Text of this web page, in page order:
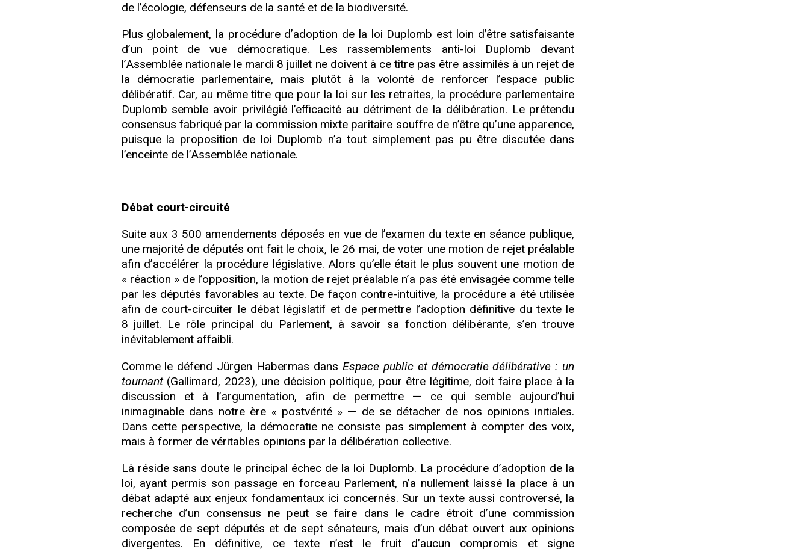
de l’écologie, défenseurs de la santé et de la biodiversité.
Plus globalement, la procédure d’adoption de la loi Duplomb est loin d’être satisfaisante
d’un point de vue démocratique. Les rassemblements anti-loi Duplomb devant
l’Assemblée nationale le mardi 8 juillet ne doivent à ce titre pas être assimilés à un rejet de
la démocratie parlementaire, mais plutôt à la volonté de renforcer l’espace public
délibératif. Car, au même titre que pour la loi sur les retraites, la procédure parlementaire
Duplomb semble avoir privilégié l’efficacité au détriment de la délibération. Le prétendu
consensus fabriqué par la commission mixte paritaire souffre de n’être qu’une apparence,
puisque la proposition de loi Duplomb n’a tout simplement pas pu être discutée dans
l’enceinte de l’Assemblée nationale.
Débat court-circuité
Suite aux 3 500 amendements déposés en vue de l’examen du texte en séance publique,
une majorité de députés ont fait le choix, le 26 mai, de voter une motion de rejet préalable
afin d’accélérer la procédure législative. Alors qu’elle était le plus souvent une motion de
« réaction » de l’opposition, la motion de rejet préalable n’a pas été envisagée comme telle
par les députés favorables au texte. De façon contre-intuitive, la procédure a été utilisée
afin de court-circuiter le débat législatif et de permettre l’adoption définitive du texte le
8 juillet. Le rôle principal du Parlement, à savoir sa fonction délibérante, s’en trouve
inévitablement affaibli.
Comme le défend Jürgen Habermas dans Espace public et démocratie délibérative : un
tournant(Gallimard, 2023), une décision politique, pour être légitime, doit faire place à la
discussion et à l’argumentation, afin de permettre — ce qui semble aujourd’hui
inimaginable dans notre ère « postvérité » — de se détacher de nos opinions initiales.
Dans cette perspective, la démocratie ne consiste pas simplement à compter des voix,
mais à former de véritables opinions par la délibération collective.
Là réside sans doute le principal échec de la loi Duplomb. La procédure d’adoption de la
loi, ayant permis son passage en force au Parlement, n’a nullement laissé la place à un
débat adapté aux enjeux fondamentaux ici concernés. Sur un texte aussi controversé, la
recherche d’un consensus ne peut se faire dans le cadre étroit d’une commission
composée de sept députés et de sept sénateurs, mais d’un débat ouvert aux opinions
divergentes. En définitive, ce texte n’est le fruit d’aucun compromis et signe